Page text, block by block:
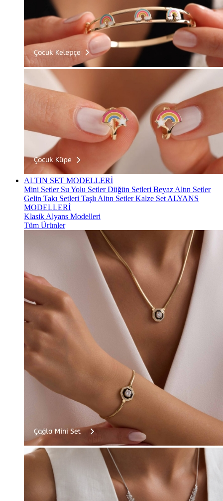
ALTIN SET MODELLERİ
Mini Setler Su Yolu SetlerDüğün Setleri Beyaz Altın Setler
Gelin Takı Setleri Taşlı Altın SetlerKalze Set ALYANS
MODELLERİ
Klasik Alyans Modelleri
Tüm Ürünler